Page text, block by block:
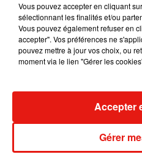
3 août 2026
Fred
leur
31 juillet 2026
Swedish
dévoilent
Vous pouvez accepter en cliquant
sélectionnant les finalités et/ou
Vous pouvez également refuser en
accepter". Vos préférences ne
pouvez mettre à jour vos choix, ou
moment via le lien "Gérer les
Gérer
Accepter